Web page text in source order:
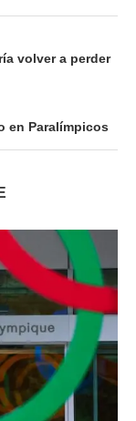
volver a perder
en Paralímpicos